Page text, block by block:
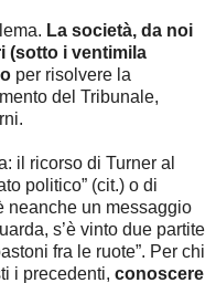
La società, da noi
(sotto i ventimila
per risolvere la
del Tribunale,
il ricorso di Turner al
politico” (cit.) o di
neanche un messaggio
s’è vinto due partite
fra le ruote”. Per chi
i precedenti, conoscere